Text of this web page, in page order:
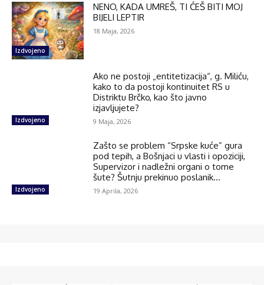
Izdvojeno
NENO, KADA UMREŠ, TI ĆEŠ BITI MOJ
BIJELI LEPTIR
18 Maja, 2026
Izdvojeno
Ako ne postoji „entitetizacija“, g. Miliću,
kako to da postoji kontinuitet RS u
Distriktu Brčko, kao što javno
izjavljujete?
9 Maja, 2026
Izdvojeno
Zašto se problem “Srpske kuće” gura
pod tepih, a Bošnjaci u vlasti i opoziciji,
Supervizor i nadležni organi o tome
šute? Šutnju prekinuo poslanik...
19 Aprila, 2026